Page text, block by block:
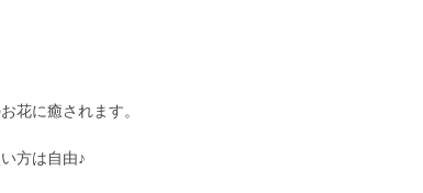
花に癒されます。
方は自由♪